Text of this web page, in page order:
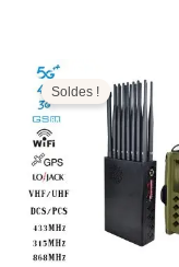
Soldes !initial
était :
1.799,00€.
prix
actuel
est :
789,99€.